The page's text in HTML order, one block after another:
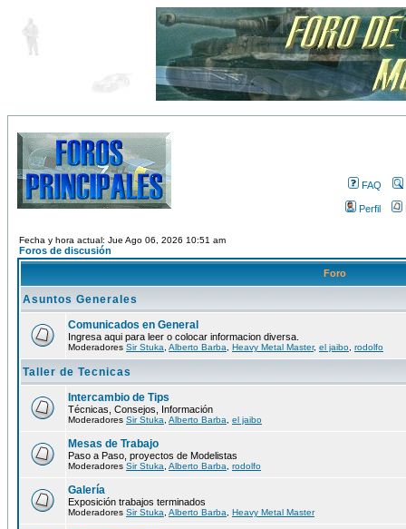
FAQ
Perfil
Fecha y hora actual: Jue Ago 06, 2026 10:51 am
Foros de discusión
Foro
Asuntos Generales
Comunicados en General
Ingresa aqui para leer o colocar informacion diversa.
Moderadores Sir Stuka Alberto Barba Heavy Metal Master, el jaibo rodolfo
Taller de Tecnicas
Intercambio de Tips
Técnicas, Consejos, Información
Moderadores Sir Stuka Alberto Barba el jaibo
Mesas de Trabajo
Paso a Paso, proyectos de Modelistas
Moderadores Sir Stuka Alberto Barba rodolfo
Galería
Exposición trabajos terminados
Moderadores Sir Stuka Alberto Barba Heavy Metal Master